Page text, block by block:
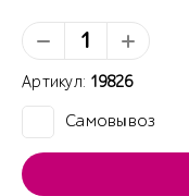
Артикул: 19826
Самовывоз